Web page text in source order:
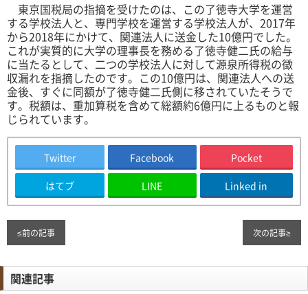
東京国税局の指摘を受けたのは、この了徳寺大学を運営
する学校法人と、専門学校を運営する学校法人が、2017年
から2018年にかけて、関連法人に送金した10億円でした。
これが実質的に大学の理事長を務める了徳寺健二氏の給与
に当たるとして、二つの学校法人に対して源泉所得税の徴
収漏れを指摘したのです。この10億円は、関連法人への送
金後、すぐに同額が了徳寺健二氏側に移されていたそうで
す。税額は、重加算税を含めて総額約6億円に上るものと報
じられています。
Twitter Facebook Pocket
はてブ LINE Linked in
≤前の記事 次の記事≥
関連記事